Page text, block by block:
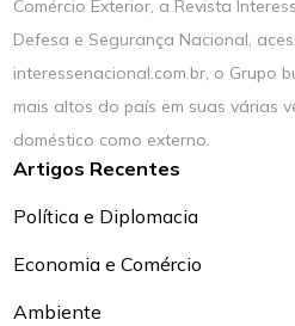
Comércio Exterior, a Revista
Defesa e Segurança Nacional,
interessenacional.com.br, o Grupo
mais altos do país em suas várias
doméstico como externo.
Artigos Recentes
Política e Diplomacia
Economia e Comércio
Ambiente